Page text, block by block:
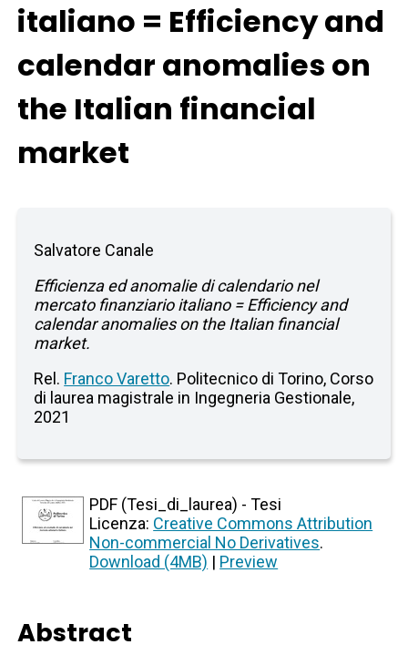
italiano = Efficiency and
calendar anomalies on
the Italian financial
market
Salvatore Canale
Efficienza ed anomalie di calendario nel
mercato finanziario italiano = Efficiency and
calendar anomalies on the Italian financial
market.
Rel. Franco Varetto. Politecnico di Torino, Corso
di laurea magistrale in Ingegneria Gestionale,
2021
PDF (Tesi_di_laurea) - Tesi
Licenza: Creative Commons Attribution
Non-commercial No Derivatives.
Download (4MB) | Preview
Abstract